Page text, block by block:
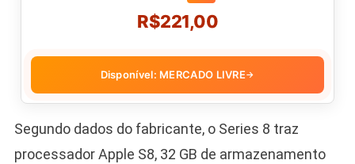
R$221,00
Disponível: MERCADO LIVRE→
Segundo dados do fabricante, o Series 8 traz
processador Apple S8, 32 GB de armazenamento